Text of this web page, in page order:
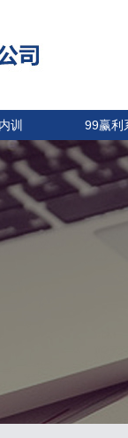
训 99赢利